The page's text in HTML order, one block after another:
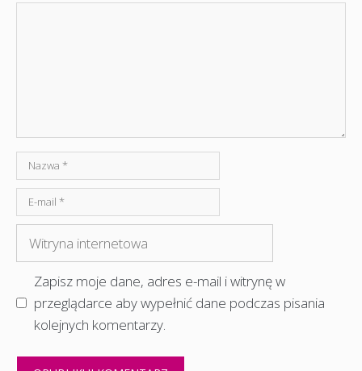
Nazwa
mail
internetowa
Zapisz moje dane, adres e-mail i witrynę w
przeglądarce aby wypełnić dane podczas pisania
kolejnych komentarzy.